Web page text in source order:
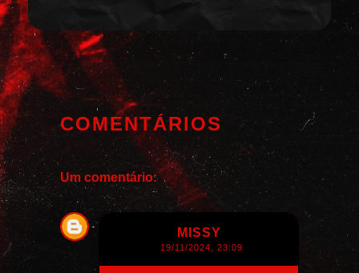
COMENTÁRIOS
Um comentário:
MISSY
19/11/2024, 23:09